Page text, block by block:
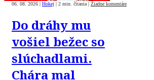
06. 08. 2026 | Hokej | 2 min. čítania | Žiadne komentáre
Do dráhy mu
vošiel bežec so
slúchadlami.
Chára mal